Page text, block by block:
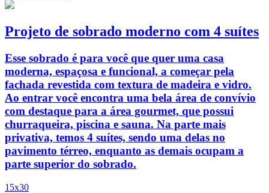
Projeto de sobrado moderno com 4 suítes
Esse sobrado é para você que quer uma casa
moderna, espaçosa e funcional, a começar pela
fachada revestida com textura de madeira e vidro.
Ao entrar você encontra uma bela área de convívio
com destaque para a área gourmet, que possui
churraqueira, piscina e sauna. Na parte mais
privativa, temos 4 suítes, sendo uma delas no
pavimento térreo, enquanto as demais ocupam a
parte superior do sobrado.
15x30